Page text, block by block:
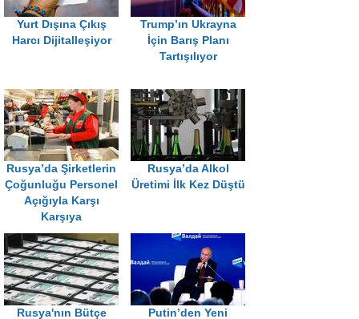
Yurt Dışına Çıkış
Harcı Dijitalleşiyor
Trump’ın Ukrayna
İçin Barış Planı
Tartışılıyor
Rusya’da Şirketlerin
Çoğunluğu Personel
Açığıyla Karşı
Karşıya
Rusya’da Alkol
Üretimi İlk Kez Düştü
Rusya'nın Bütçe
Putin’den Yeni